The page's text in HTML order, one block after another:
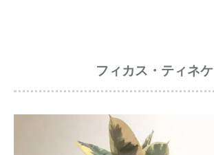
フィカス・ティネケ